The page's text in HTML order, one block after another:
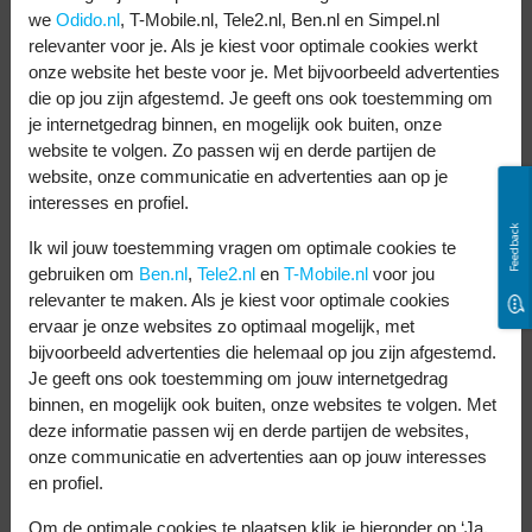
Open het instellingenmenu van je
Android telefoon.
Ga naar ‘Apps’.
Druk op Google Play Store.
Druk op ‘Cache legen’.
5. Doe een update
Het kan zijn dat je Google Play Store app is
verouderd. De software updaten kan het
probleem oplossen. Zo controleer je of je
Play Store up-to-date is:
Open Google Play Store.
Klik in het menu op ‘Instellingen’.
Feedback
we Odido.nl, T-Mobile.nl, Tele2.nl, Ben.nl en Simpel.nl
relevanter voor je. Als je kiest voor optimale cookies werkt
onze website het beste voor je. Met bijvoorbeeld advertenties
die op jou zijn afgestemd. Je geeft ons ook toestemming om
je internetgedrag binnen, en mogelijk ook buiten, onze
website te volgen. Zo passen wij en derde partijen de
website, onze communicatie en advertenties aan op je
interesses en profiel.
Ik wil jouw toestemming vragen om optimale cookies te
gebruiken om Ben.nl, Tele2.nl en T-Mobile.nl voor jou
relevanter te maken. Als je kiest voor optimale cookies
ervaar je onze websites zo optimaal mogelijk, met
bijvoorbeeld advertenties die helemaal op jou zijn afgestemd.
Je geeft ons ook toestemming om jouw internetgedrag
binnen, en mogelijk ook buiten, onze websites te volgen. Met
deze informatie passen wij en derde partijen de websites,
onze communicatie en advertenties aan op jouw interesses
en profiel.
Om de optimale cookies te plaatsen klik je hieronder op ‘Ja,